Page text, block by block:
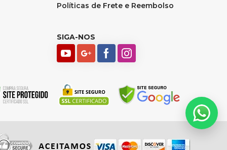
Políticas de Frete e Reembolso
SIGA-NOS